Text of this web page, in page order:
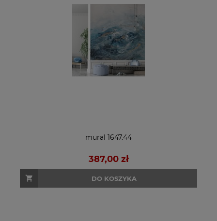
mural 1647.44
387,00 zł
DO KOSZYKA